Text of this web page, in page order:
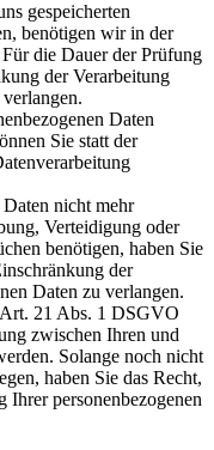
gespeicherten
benötigen wir in der
die Dauer der Prüfung
der Verarbeitung
Daten
Sie statt der
nicht mehr
Verteidigung oder
benötigen, haben Sie
der
Daten zu verlangen.
21 Abs. 1 DSGVO
zwischen Ihren und
Solange noch nicht
haben Sie das Recht,
Ihrer personenbezogenen